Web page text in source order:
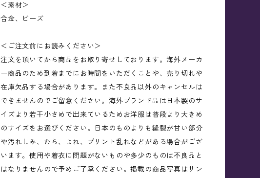
＜素材＞
合金、ビーズ
＜ご注文前にお読みください＞
注文を頂いてから商品をお取り寄せしております。海外メーカ
ー商品のため到着までにお時間をいただくことや、売り切れや
在庫欠品する場合があります。また不良品以外のキャンセルは
できませんのでご留意ください。海外ブランド品は日本製のサ
イズより若干小さめで出来ているためお洋服は普段より大きめ
のサイズをお選びください。日本のものよりも縫製が甘い部分
や汚れしみ、むら、よれ、プリント乱れなどがある場合がござ
います。使用や着衣に問題がないものや多少のものは不良品と
はなりませんので予めご了承ください。掲載の商品写真はサン